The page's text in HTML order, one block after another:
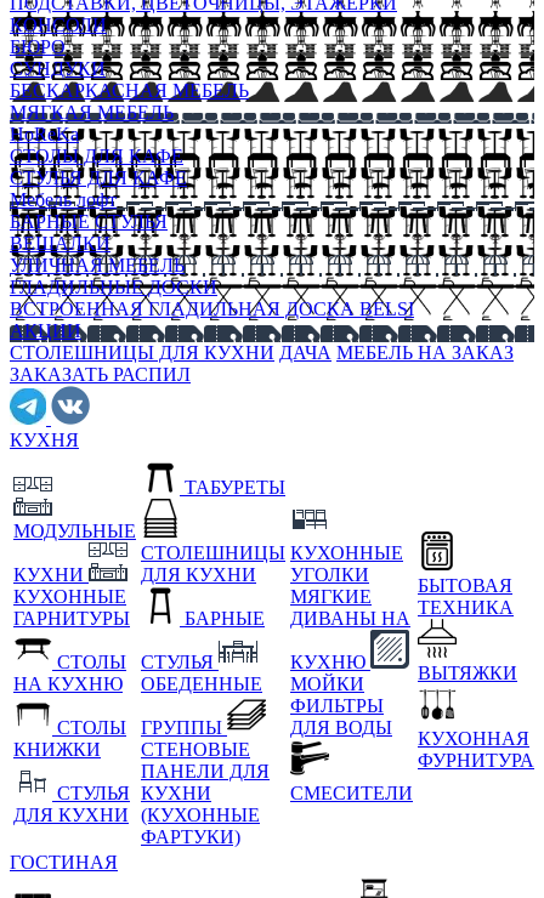
КОНСОЛИ
БЮРО
СУНДУКИ
БЕСКАРКАСНАЯ МЕБЕЛЬ
МЯГКАЯ МЕБЕЛЬ
HoReKa
СТОЛЫ ДЛЯ КАФЕ
СТУЛЬЯ ДЛЯ КАФЕ
Мебель лофт
БАРНЫЕ СТУЛЬЯ
ВЕШАЛКИ
УЛИЧНАЯ МЕБЕЛЬ
ГЛАДИЛЬНЫЕ ДОСКИ
ВСТРОЕННАЯ ГЛАДИЛЬНАЯ ДОСКА BELSI
АКЦИИ
СТОЛЕШНИЦЫ ДЛЯ КУХНИ ДАЧА МЕБЕЛЬ НА ЗАКАЗ
ЗАКАЗАТЬ РАСПИЛ
КУХНЯ
МОДУЛЬНЫЕ
КУХНИ
КУХОННЫЕ
ГАРНИТУРЫ
СТОЛЫ
НА КУХНЮ
СТОЛЫ
КНИЖКИ
СТУЛЬЯ
ДЛЯ КУХНИ
ТАБУРЕТЫ
СТОЛЕШНИЦЫ
ДЛЯ КУХНИ
БАРНЫЕ
СТУЛЬЯ
ОБЕДЕННЫЕ
ГРУППЫ
СТЕНОВЫЕ
ПАНЕЛИ ДЛЯ
КУХНИ
(КУХОННЫЕ
ФАРТУКИ)
КУХОННЫЕ
УГОЛКИ
МЯГКИЕ
ДИВАНЫ НА
КУХНЮ
МОЙКИ
ФИЛЬТРЫ
ДЛЯ ВОДЫ
СМЕСИТЕЛИ
БЫТОВАЯ
ТЕХНИКА
ВЫТЯЖКИ
КУХОННАЯ
ФУРНИТУРА
ГОСТИНАЯ